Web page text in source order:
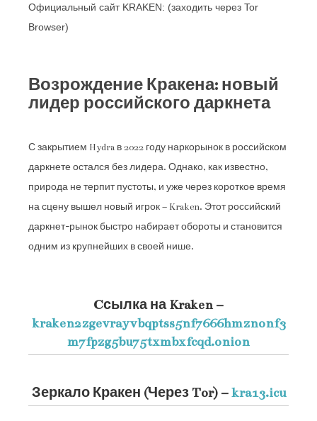
Официальный сайт KRAKEN: (заходить через Tor
Browser)
Возрождение Кракена: новый
лидер российского даркнета
С закрытием Hydra в 2022 году наркорынок в российском
даркнете остался без лидера. Однако, как известно,
природа не терпит пустоты, и уже через короткое время
на сцену вышел новый игрок – Kraken. Этот российский
даркнет-рынок быстро набирает обороты и становится
одним из крупнейших в своей нише.
Cсылка на Kraken –
kraken2zgevrayvbqptss5nf7666hmznonf3
m7fpzg5bu75txmbxfcqd.onion
Зеркало Кракен (Через Tor) –kra13.icu